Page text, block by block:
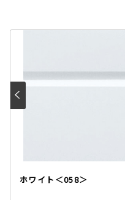
ホワイト＜058＞